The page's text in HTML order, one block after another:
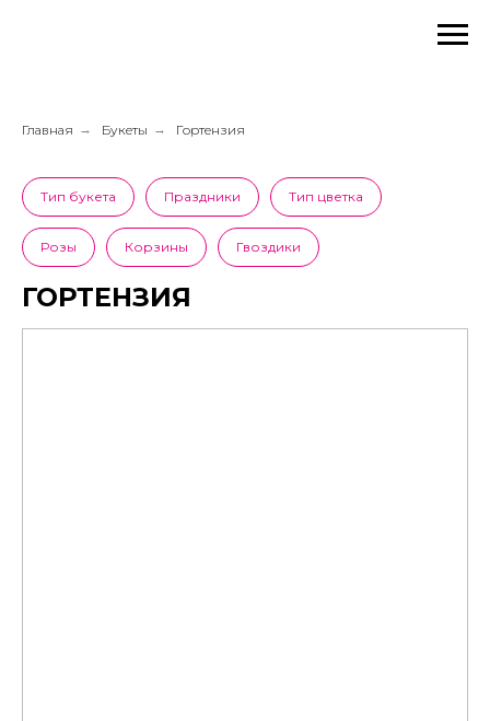
Главная → Букеты → Гортензия
Тип букета Праздники Тип цветка
Розы Корзины Гвоздики
ГОРТЕНЗИЯ